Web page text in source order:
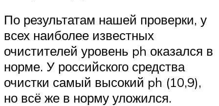
По результатам нашей проверки, у
всех наиболее известных
очистителей уровень ph оказался в
норме. У российского средства
очистки самый высокий ph (10,9),
но всё же в норму уложился.